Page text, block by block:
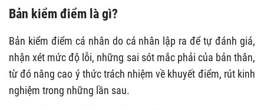
Bản kiểm điểm là gì?
Bản kiểm điểm cá nhân do cá nhân lập ra để tự đánh giá,
nhận xét mức độ lỗi, những sai sót mắc phải của bản thân,
từ đó nâng cao ý thức trách nhiệm về khuyết điểm, rút kinh
nghiệm trong những lần sau.